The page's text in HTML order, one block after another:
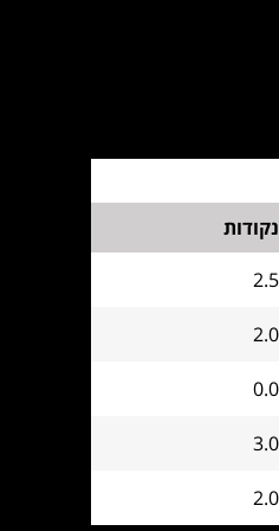
נקודות
2.5
2.0
0.0
3.0
2.0